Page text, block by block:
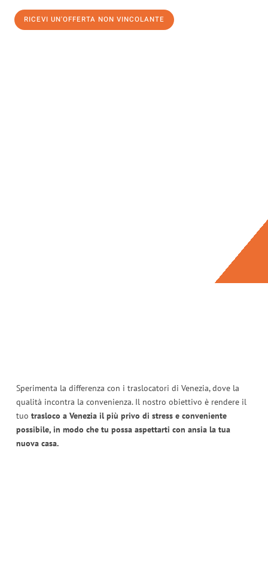
RICEVI UN'OFFERTA NON VINCOLANTE
Sperimenta la differenza con i traslocatori di Venezia, dove la
qualità incontra la convenienza. Il nostro obiettivo è rendere il
tuo trasloco a Venezia il più privo di stress e conveniente
possibile, in modo che tu possa aspettarti con ansia la tua
nuova casa.